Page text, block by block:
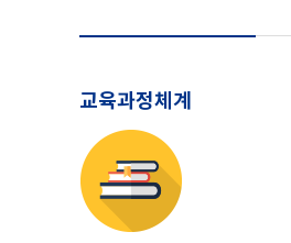
교육과정체계